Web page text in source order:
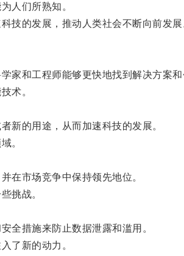
人们所熟知。
的发展，推动人类社会不断向前发展
和工程师能够更快地找到解决方案和
术。
的用途，从而加速科技的发展。
。
市场竞争中保持领先地位。
挑战。
措施来防止数据泄露和滥用。
了新的动力。